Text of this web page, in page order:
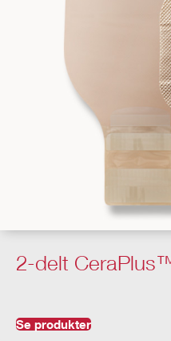
2-delt
Se produkter